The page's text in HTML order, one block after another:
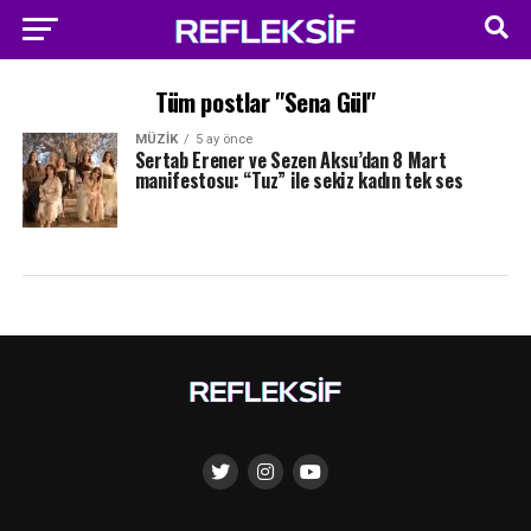
Tüm postlar "Sena Gül"
MÜZIK 5 ay önce
Sertab Erener ve Sezen Aksu’dan 8 Mart
manifestosu: “Tuz” ile sekiz kadın tek ses